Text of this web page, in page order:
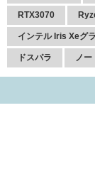
RTX3070
インテル Iris Xeグ
ドスパラ ノー